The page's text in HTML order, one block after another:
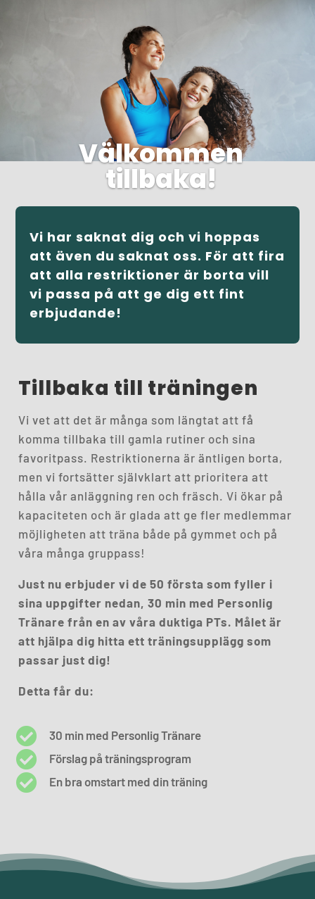
Välkommen
tillbaka!
Vi har saknat dig och vi hoppas
att även du saknat oss. För att fira
att alla restriktioner är borta vill
vi passa på att ge dig ett fint
erbjudande!
Tillbaka till träningen
Vi vet att det är många som längtat att få
komma tillbaka till gamla rutiner och sina
favoritpass. Restriktionerna är äntligen borta,
men vi fortsätter självklart att prioritera att
hålla vår anläggning ren och fräsch. Vi ökar på
kapaciteten och är glada att ge fler medlemmar
möjligheten att träna både på gymmet och på
våra många gruppass!
Just nu erbjuder vi de 50 första som fyller i
sina uppgifter nedan,30 min med Personlig
Tränare från en av våra duktiga PTs. Målet är
att hjälpa dig hitta ett träningsupplägg som
passar just dig!
Detta får du:
 30 min med Personlig Tränare
 Förslag på träningsprogram
 En bra omstart med din träning